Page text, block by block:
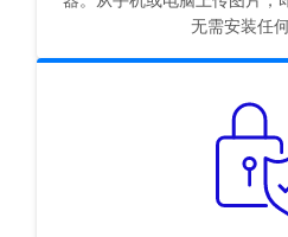
无需安装任何